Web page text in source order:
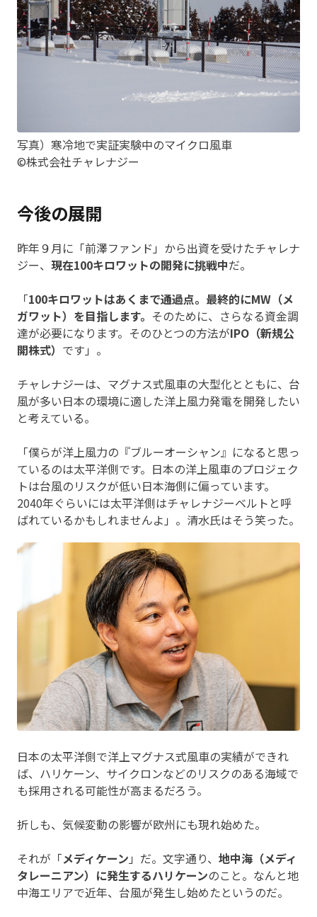
写真）寒冷地で実証実験中のマイクロ風車
©株式会社チャレナジー
今後の展開
昨年９月に「前澤ファンド」から出資を受けたチャレナ
ジー、 現在100キロワットの開発に挑戦中だ。
「100キロワットはあくまで通過点。最終的にMW（メ
ガワット）を目指します。 そのために、さらなる資金調
達が必要になります。そのひとつの方法がIPO（新規公
開株式） です」。
チャレナジーは、マグナス式風車の大型化とともに、台
風が多い日本の環境に適した洋上風力発電を開発したい
と考えている。
「僕らが洋上風力の『ブルーオーシャン』になると思っ
ているのは太平洋側です。日本の洋上風車のプロジェク
トは台風のリスクが低い日本海側に偏っています。
2040年ぐらいには太平洋側はチャレナジーベルトと呼
ばれているかもしれませんよ」。清水氏はそう笑った。
日本の太平洋側で洋上マグナス式風車の実績ができれ
ば、ハリケーン、サイクロンなどのリスクのある海域で
も採用される可能性が高まるだろう。
折しも、気候変動の影響が欧州にも現れ始めた。
それが「メディケーン 」だ。文字通り、 地中海（メディ
タレーニアン）に発生するハリケーンのこと。なんと地
中海エリアで近年、台風が発生し始めたというのだ。